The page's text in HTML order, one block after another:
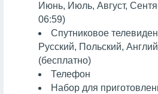
Июнь, Июль, Август,
06:59)
Спутниковое
Русский, Польский,
(бесплатно)
Телефон
Набор для